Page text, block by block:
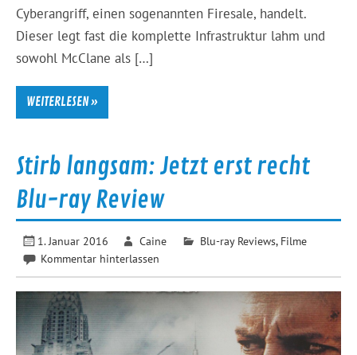
Cyberangriff, einen sogenannten Firesale, handelt.
Dieser legt fast die komplette Infrastruktur lahm und
sowohl McClane als […]
WEITERLESEN »
Stirb langsam: Jetzt erst recht
Blu-ray Review
1. Januar 2016 Caine Blu-ray Reviews, Filme
Kommentar hinterlassen